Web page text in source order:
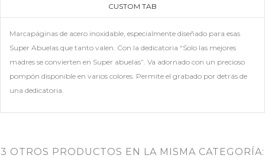
CUSTOM TAB
Marcapáginas de acero inoxidable, especialmente diseñado para esas
Super Abuelas que tanto valen. Con la dedicatoria “Solo las mejores
madres se convierten en Super abuelas”. Va adornado con un precioso
pompón disponible en varios colores. Permite el grabado por detrás de
una dedicatoria.
3 OTROS PRODUCTOS EN LA MISMA CATEGORÍA: